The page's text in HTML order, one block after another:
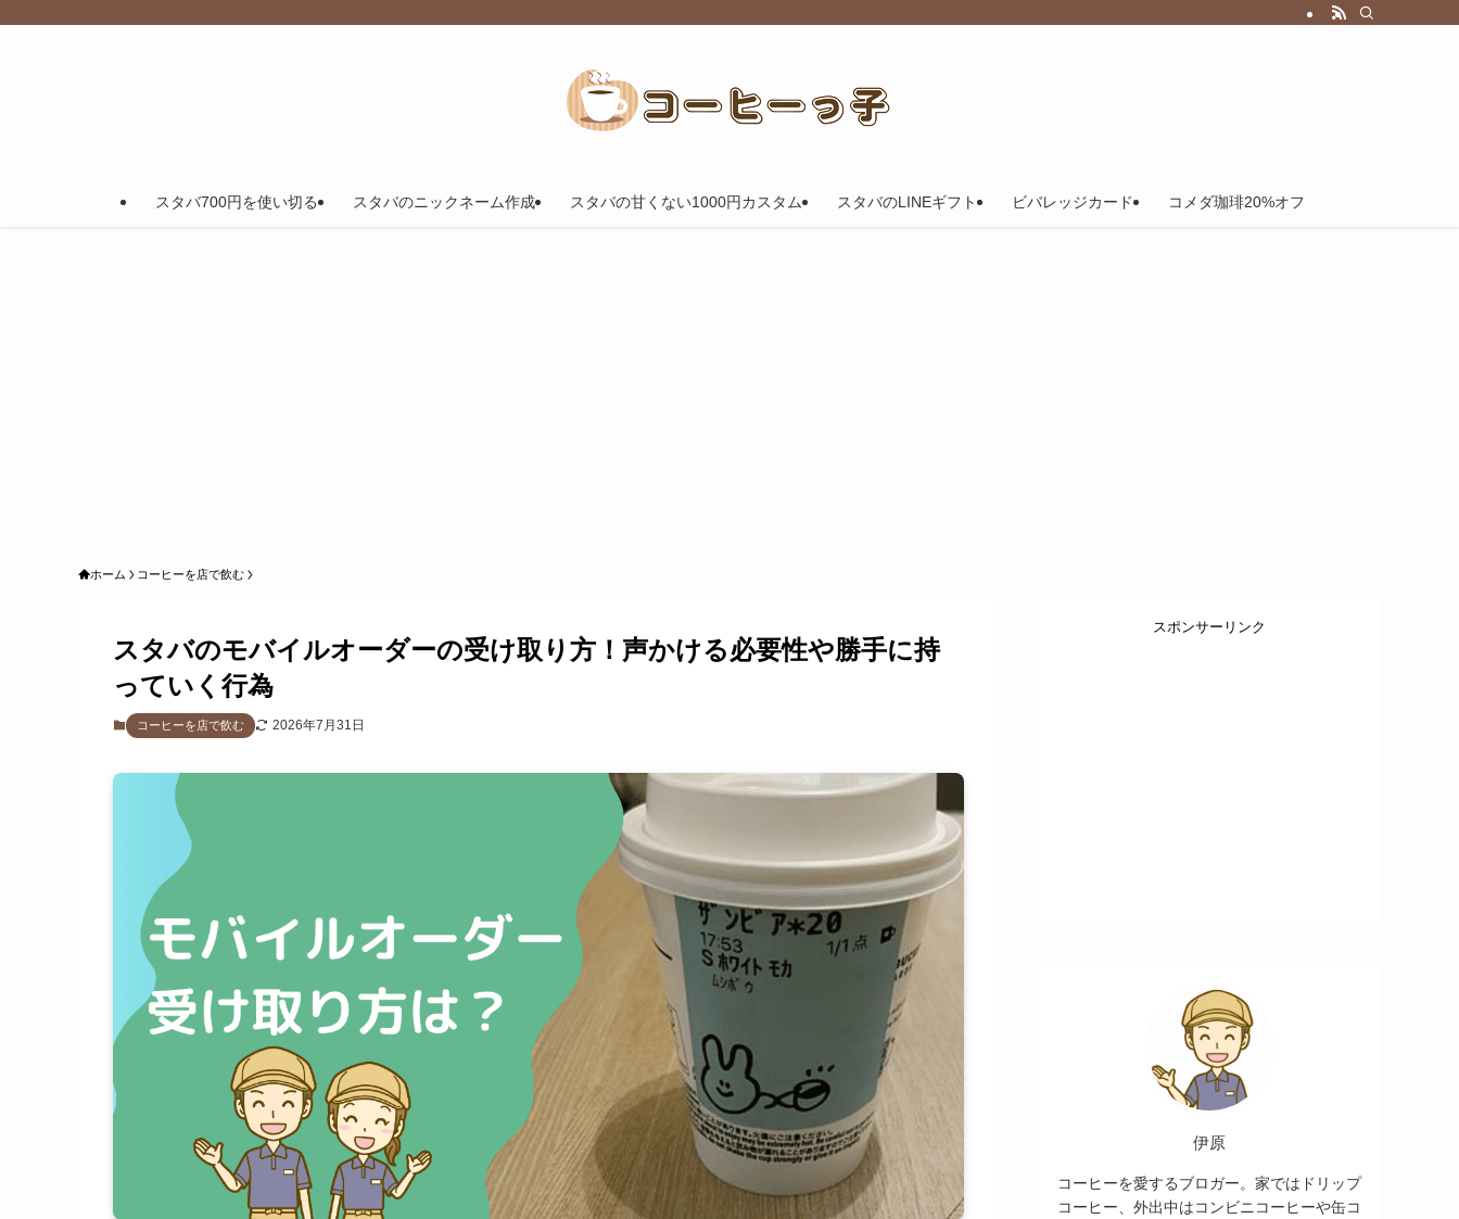
スタバ700円を使い切る スタバのニックネーム作成 スタバの甘くない1000円カスタム スタバのLINEギフト ビバレッジカード コメダ珈琲20%オフ
ホーム コーヒーを店で飲む
スタバのモバイルオーダーの受け取り方！声かける必要性や勝手に持
っていく行為
コーヒーを店で飲む 2026年7月31日
スポンサーリンク
伊原
コーヒーを愛するブロガー。家ではドリップ
コーヒー、外出中はコンビニコーヒーや缶コ